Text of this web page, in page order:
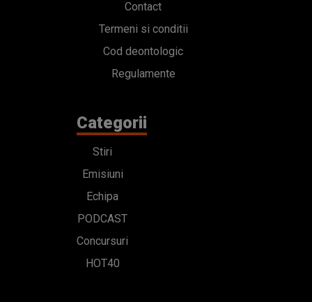
Contact
Termeni si conditii
Cod deontologic
Regulamente
Categorii
Stiri
Emisiuni
Echipa
PODCAST
Concursuri
HOT40